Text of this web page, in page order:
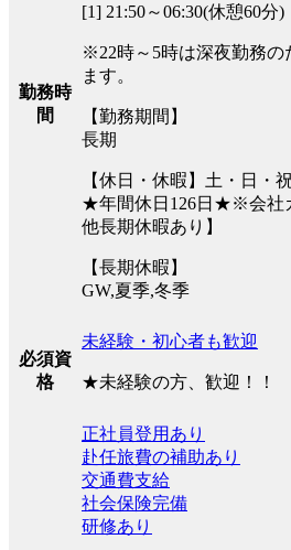
勤務時
間
[1] 21:50～06:30(休憩60分)
※22時～5時は深夜勤務の
ます。
【勤務期間】
長期
【休日・休暇】土・日・
★年間休日126日★※会社
他長期休暇あり】
【長期休暇】
GW,夏季,冬季
必須資
格
未経験・初心者も歓迎
★未経験の方、歓迎！！
正社員登用あり
赴任旅費の補助あり
交通費支給
社会保険完備
研修あり